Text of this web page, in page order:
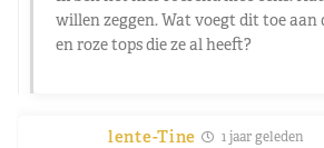
willen zeggen. Wat voegt dit toe aan
en roze tops die ze al heeft?
lente-Tine 1 jaar geleden